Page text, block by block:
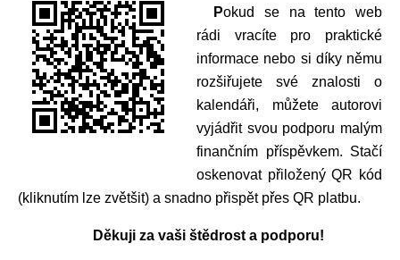
Pokud se na tento web
rádi vracíte pro praktické
informace nebo si díky němu
rozšiřujete své znalosti o
kalendáři, můžete autorovi
vyjádřit svou podporu malým
finančním příspěvkem. Stačí
oskenovat přiložený QR kód
(kliknutím lze zvětšit) a snadno přispět přes QR platbu.
Děkuji za vaši štědrost a podporu!